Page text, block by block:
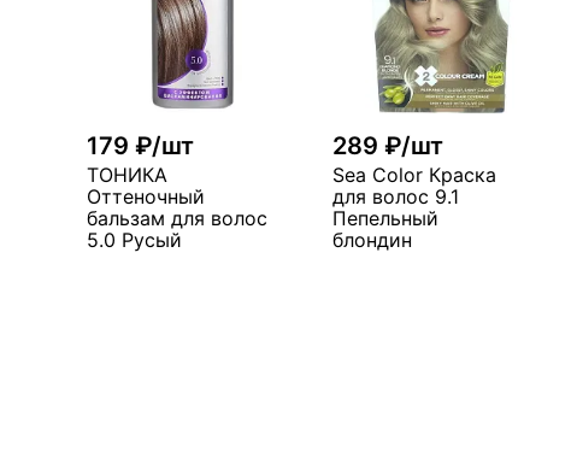
179 ₽/шт
ТОНИКА
Оттеночный
бальзам для волос
5.0 Русый
289 ₽/шт
Sea Color Краска
для волос 9.1
Пепельный
блондин